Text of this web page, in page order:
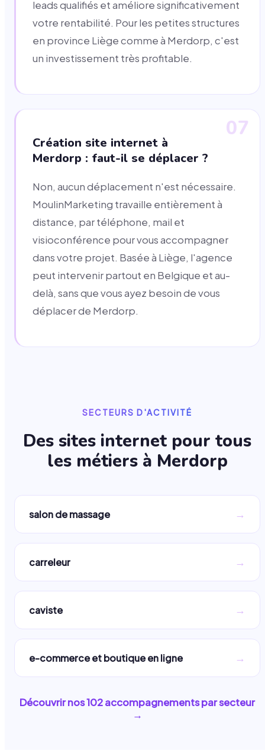
leads qualifiés et améliore significativement
votre rentabilité. Pour les petites structures
en province Liège comme à Merdorp, c'est
un investissement très profitable.
07
Création site internet à
Merdorp : faut-il se déplacer ?
Non, aucun déplacement n'est nécessaire.
MoulinMarketing travaille entièrement à
distance, par téléphone, mail et
visioconférence pour vous accompagner
dans votre projet. Basée à Liège, l'agence
peut intervenir partout en Belgique et au-
delà, sans que vous ayez besoin de vous
déplacer de Merdorp.
SECTEURS D'ACTIVITÉ
Des sites internet pour tous
les métiers à Merdorp
salon de massage →
carreleur →
caviste →
e-commerce et boutique en ligne →
Découvrir nos102accompagnements par secteur
→